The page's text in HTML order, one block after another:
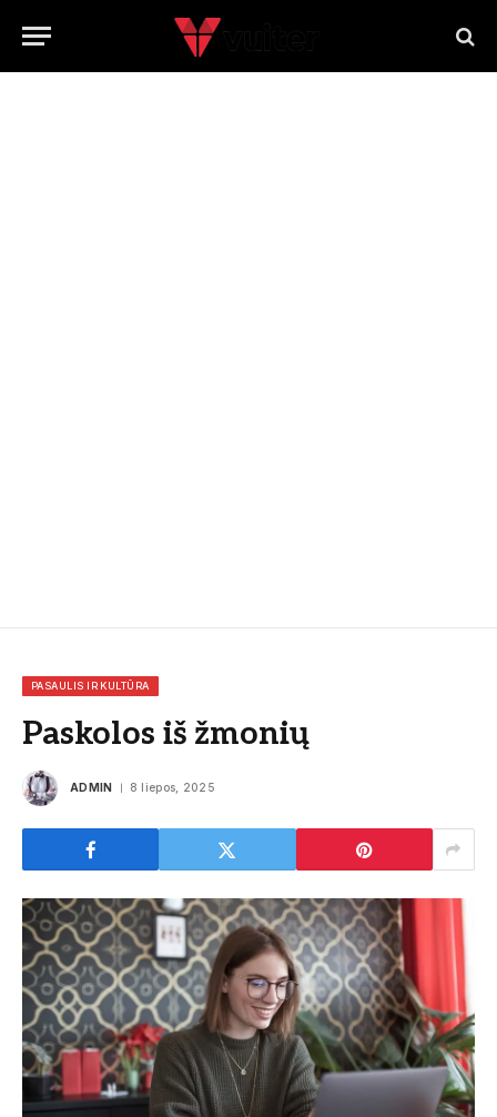
PASAULIS IR KULTŪRA
Paskolos iš žmonių
ADMIN 8 liepos, 2025